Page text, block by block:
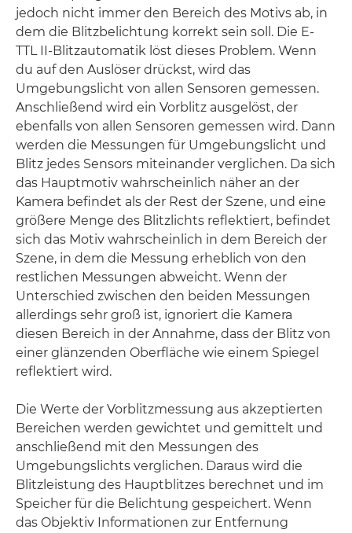
jedoch nicht immer den Bereich des Motivs ab, in
dem die Blitzbelichtung korrekt sein soll. Die E-
TTL II-Blitzautomatik löst dieses Problem. Wenn
du auf den Auslöser drückst, wird das
Umgebungslicht von allen Sensoren gemessen.
Anschließend wird ein Vorblitz ausgelöst, der
ebenfalls von allen Sensoren gemessen wird. Dann
werden die Messungen für Umgebungslicht und
Blitz jedes Sensors miteinander verglichen. Da sich
das Hauptmotiv wahrscheinlich näher an der
Kamera befindet als der Rest der Szene, und eine
größere Menge des Blitzlichts reflektiert, befindet
sich das Motiv wahrscheinlich in dem Bereich der
Szene, in dem die Messung erheblich von den
restlichen Messungen abweicht. Wenn der
Unterschied zwischen den beiden Messungen
allerdings sehr groß ist, ignoriert die Kamera
diesen Bereich in der Annahme, dass der Blitz von
einer glänzenden Oberfläche wie einem Spiegel
reflektiert wird.
Die Werte der Vorblitzmessung aus akzeptierten
Bereichen werden gewichtet und gemittelt und
anschließend mit den Messungen des
Umgebungslichts verglichen. Daraus wird die
Blitzleistung des Hauptblitzes berechnet und im
Speicher für die Belichtung gespeichert. Wenn
das Objektiv Informationen zur Entfernung